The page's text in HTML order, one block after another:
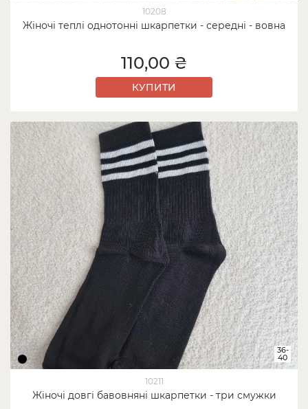
10208
Жіночі теплі однотонні шкарпетки - середні - вовна
110,00 ₴
КУПИТИ
10211
Жіночі довгі бавовняні шкарпетки - три смужки
36-
40